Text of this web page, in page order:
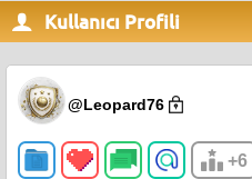
Kullanıcı Profili
@Leopard76
+6